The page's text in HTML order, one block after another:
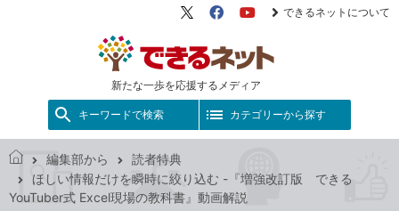
新たな一歩を応援するメディア
X（旧
FacebookYouTube
できるネットについて
キーワードで検索 カテゴリーから探す
で
き
編集部から
読者特典
ほしい情報だけを瞬時に絞り込む -『増強改訂版 できる
YouTuber式 Excel現場の教科書』動画解説